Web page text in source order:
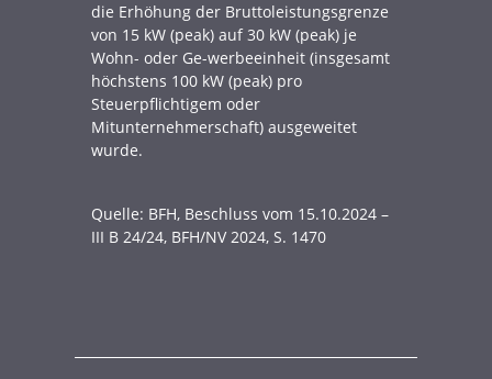
die Erhöhung der Bruttoleistungsgrenze
von 15 kW (peak) auf 30 kW (peak) je
Wohn- oder Ge-werbeeinheit (insgesamt
höchstens 100 kW (peak) pro
Steuerpflichtigem oder
Mitunternehmerschaft) ausgeweitet
wurde.
Quelle: BFH, Beschluss vom 15.10.2024 –
III B 24/24, BFH/NV 2024, S. 1470